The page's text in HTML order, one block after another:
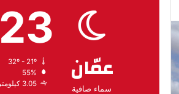
عمّان
سماء صافية
23
55%
3.05 كيلومتر/ساعة